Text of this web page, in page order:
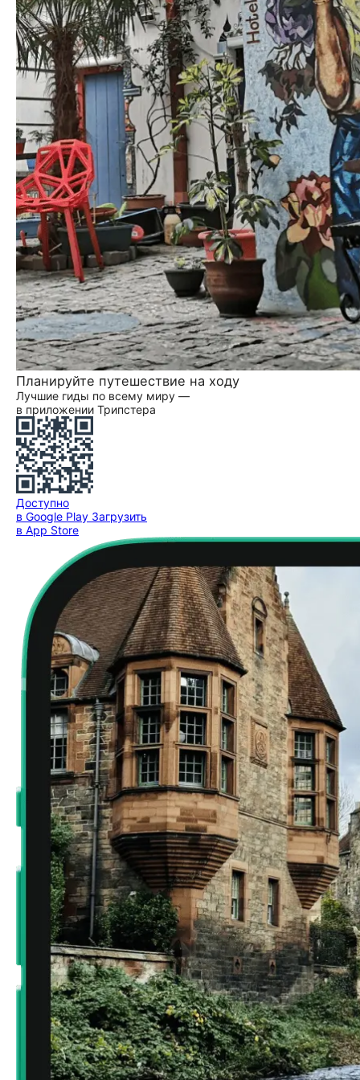
Планируйте путешествие на ходу
Лучшие гиды по всему миру —
в приложении Трипстера
Доступно
в Google Play Загрузить
в App Store